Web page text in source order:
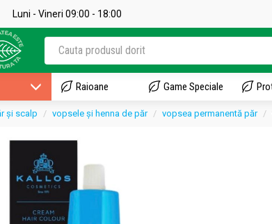
Luni - Vineri 09:00 - 18:00
Raioane Game Speciale
și scalp vopsele și henna de păr vopsea permanentă păr